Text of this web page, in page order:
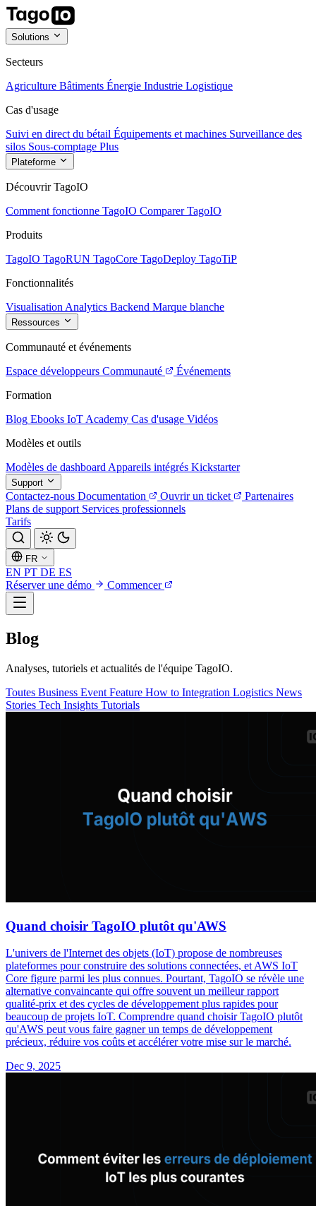
Solutions
Secteurs
Agriculture Bâtiments Énergie Industrie Logistique
Cas d'usage
Suivi en direct du bétail Équipements et machines Surveillance des
silos Sous-comptage Plus
Plateforme
Découvrir TagoIO
Comment fonctionne TagoIO Comparer TagoIO
Produits
TagoIO TagoRUN TagoCore TagoDeploy TagoTiP
Fonctionnalités
Visualisation Analytics Backend Marque blanche
Ressources
Communauté et événements
Espace développeurs Communauté
Événements
Formation
Blog Ebooks IoT Academy Cas d'usage Vidéos
Modèles et outils
Modèles de dashboard Appareils intégrés Kickstarter
Support
Contactez-nous Documentation Ouvrir un ticket
Partenaires
Plans de support Services professionnels
Tarifs
FR
EN PT DE ES
Réserver une démo
Commencer
Blog
Analyses, tutoriels et actualités de l'équipe TagoIO.
Toutes Business Event Feature How to Integration Logistics News
Stories Tech Insights Tutorials
Quand choisir TagoIO plutôt qu'AWS
L'univers de l'Internet des objets (IoT) propose de nombreuses
plateformes pour construire des solutions connectées, et AWS IoT
Core figure parmi les plus connues. Pourtant, TagoIO se révèle une
alternative convaincante qui offre souvent un meilleur rapport
qualité-prix et des cycles de développement plus rapides pour
beaucoup de projets IoT. Comprendre quand choisir TagoIO plutôt
qu'AWS peut vous faire gagner un temps de développement
précieux, réduire vos coûts et accélérer votre mise sur le marché.
Dec 9, 2025